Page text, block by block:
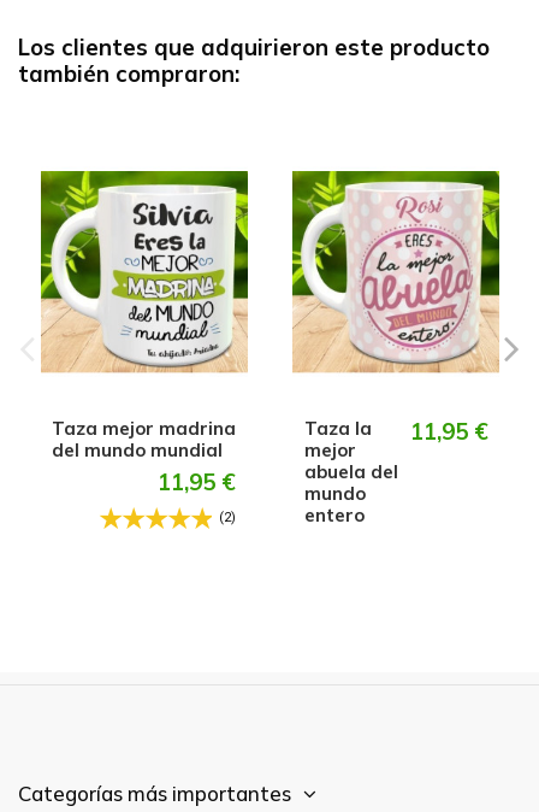
Los clientes que adquirieron este producto
también compraron:
Taza mejor madrina
del mundo mundial
11,95 €
(2)
Taza la
mejor
abuela del
mundo
entero
11,95 €
Categorías más importantes